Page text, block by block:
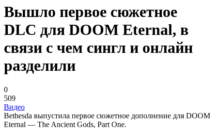
Вышло первое сюжетное
DLC для DOOM Eternal, в
связи с чем сингл и онлайн
разделили
0
509
Видео
Bethesda выпустила первое сюжетное дополнение для DOOM
Eternal — The Ancient Gods, Part One.